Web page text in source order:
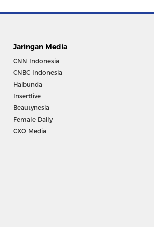
Jaringan Media
CNN Indonesia
CNBC Indonesia
Haibunda
Insertlive
Beautynesia
Female Daily
CXO Media